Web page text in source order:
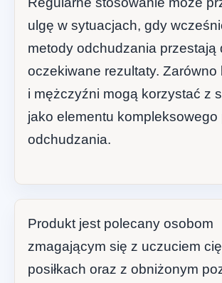
ulgę w sytuacjach, gdy
metody odchudzania przestają
oczekiwane rezultaty. Zarówno
i mężczyźni mogą korzystać z
jako elementu kompleksowego
odchudzania.
Produkt jest polecany osobom
zmagającym się z uczuciem
posiłkach oraz z obniżonym